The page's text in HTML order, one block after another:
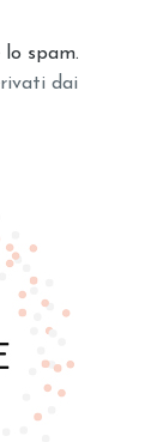
spam.
dai